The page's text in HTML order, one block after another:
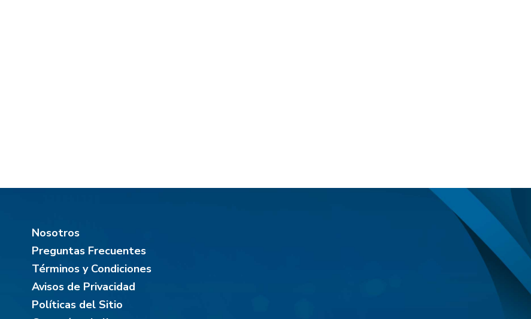
Nosotros
Preguntas Frecuentes
Términos y Condiciones
Avisos de Privacidad
Políticas del Sitio